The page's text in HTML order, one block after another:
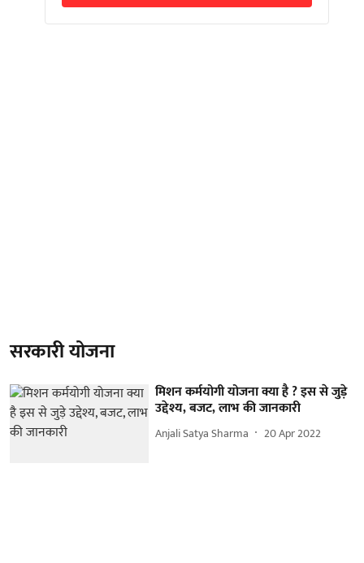
सरकारी योजना
मिशन कर्मयोगी योजना क्या है ? इस से जुड़े
उद्देश्य, बजट, लाभ की जानकारी
Anjali Satya Sharma 20 Apr 2022